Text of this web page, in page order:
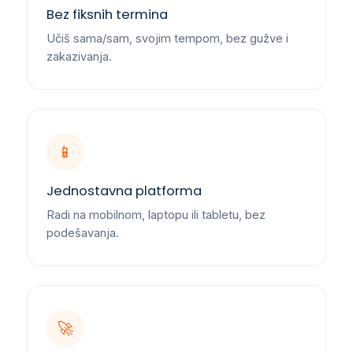
Bez fiksnih termina
Učiš sama/sam, svojim tempom, bez gužve i
zakazivanja.
📱
Jednostavna platforma
Radi na mobilnom, laptopu ili tabletu, bez
podešavanja.
🚀